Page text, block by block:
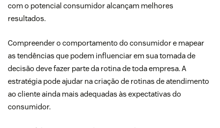
com o potencial consumidor alcançam melhores
resultados.
Compreender o comportamento do consumidor e mapear
as tendências que podem influenciar em sua tomada de
decisão deve fazer parte da rotina de toda empresa. A
estratégia pode ajudar na criação de rotinas de atendimento
ao cliente ainda mais adequadas às expectativas do
consumidor.